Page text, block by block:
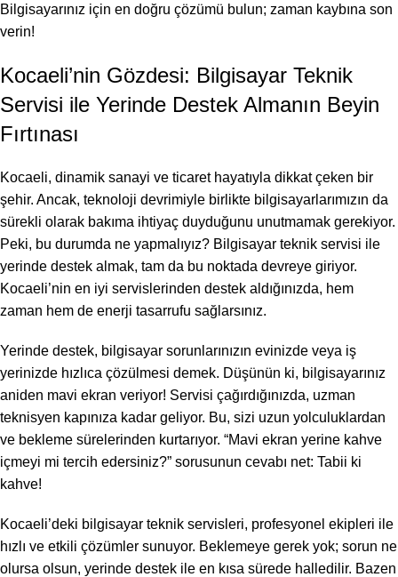
Bilgisayarınız için en doğru çözümü bulun; zaman kaybına son
verin!
Kocaeli’nin Gözdesi: Bilgisayar Teknik
Servisi ile Yerinde Destek Almanın Beyin
Fırtınası
Kocaeli, dinamik sanayi ve ticaret hayatıyla dikkat çeken bir
şehir. Ancak, teknoloji devrimiyle birlikte bilgisayarlarımızın da
sürekli olarak bakıma ihtiyaç duyduğunu unutmamak gerekiyor.
Peki, bu durumda ne yapmalıyız? Bilgisayar teknik servisi ile
yerinde destek almak, tam da bu noktada devreye giriyor.
Kocaeli’nin en iyi servislerinden destek aldığınızda, hem
zaman hem de enerji tasarrufu sağlarsınız.
Yerinde destek, bilgisayar sorunlarınızın evinizde veya iş
yerinizde hızlıca çözülmesi demek. Düşünün ki, bilgisayarınız
aniden mavi ekran veriyor! Servisi çağırdığınızda, uzman
teknisyen kapınıza kadar geliyor. Bu, sizi uzun yolculuklardan
ve bekleme sürelerinden kurtarıyor. “Mavi ekran yerine kahve
içmeyi mi tercih edersiniz?” sorusunun cevabı net: Tabii ki
kahve!
Kocaeli’deki bilgisayar teknik servisleri, profesyonel ekipleri ile
hızlı ve etkili çözümler sunuyor. Beklemeye gerek yok; sorun ne
olursa olsun, yerinde destek ile en kısa sürede halledilir. Bazen